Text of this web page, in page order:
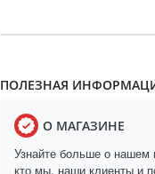
ПОЛЕЗНАЯ
О МАГАЗИНЕ
Узнайте больше о нашем
кто мы, наши клиенты и